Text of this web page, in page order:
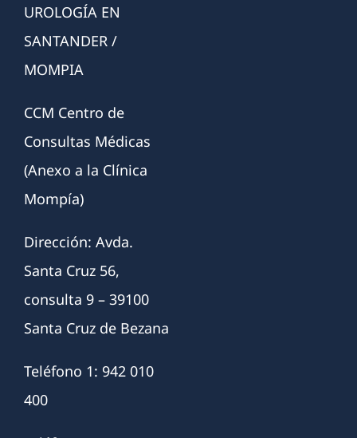
UROLOGÍA EN
SANTANDER /
MOMPIA
CCM Centro de
Consultas Médicas
(Anexo a la Clínica
Mompía)
Dirección: Avda.
Santa Cruz 56,
consulta 9 – 39100
Santa Cruz de Bezana
Teléfono 1: 942 010
400